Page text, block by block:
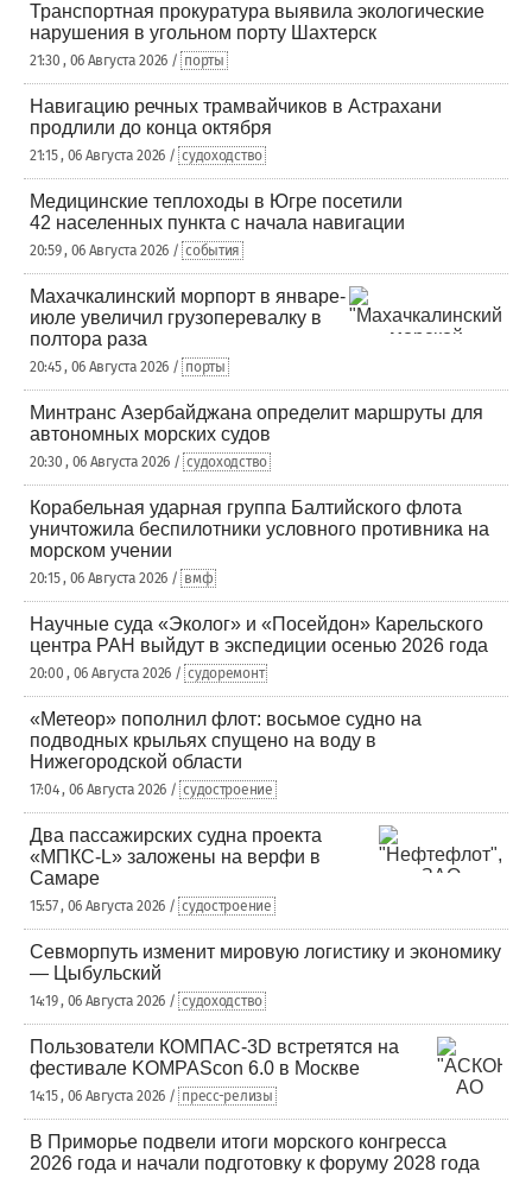
Транспортная прокуратура выявила экологические
нарушения в угольном порту Шахтерск
21:30 , 06 Августа 2026 / порты
Навигацию речных трамвайчиков в Астрахани
продлили до конца октября
21:15 , 06 Августа 2026 / судоходство
Медицинские теплоходы в Югре посетили
42 населенных пункта с начала навигации
20:59 , 06 Августа 2026 / события
Махачкалинский морпорт в январе-
июле увеличил грузоперевалку в
полтора раза
20:45 , 06 Августа 2026 / порты
Минтранс Азербайджана определит маршруты для
автономных морских судов
20:30 , 06 Августа 2026 / судоходство
Корабельная ударная группа Балтийского флота
уничтожила беспилотники условного противника на
морском учении
20:15 , 06 Августа 2026 / вмф
Научные суда «Эколог» и «Посейдон» Карельского
центра РАН выйдут в экспедиции осенью 2026 года
20:00 , 06 Августа 2026 / судоремонт
«Метеор» пополнил флот: восьмое судно на
подводных крыльях спущено на воду в
Нижегородской области
17:04 , 06 Августа 2026 / судостроение
Два пассажирских судна проекта
«МПКС-L» заложены на верфи в
Самаре
15:57 , 06 Августа 2026 / судостроение
Севморпуть изменит мировую логистику и экономику
— Цыбульский
14:19 , 06 Августа 2026 / судоходство
Пользователи КОМПАС-3D встретятся на
фестивале KOMPAScon 6.0 в Москве
14:15 , 06 Августа 2026 / пресс-релизы
В Приморье подвели итоги морского конгресса
2026 года и начали подготовку к форуму 2028 года